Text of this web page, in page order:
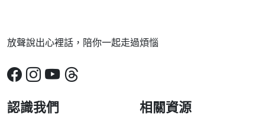
放聲說出心裡話，陪你一起走過煩惱
認識我們 相關資源